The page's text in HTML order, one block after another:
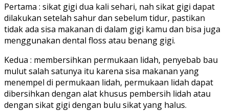
Pertama : sikat gigi dua kali sehari, nah sikat gigi dapat
dilakukan setelah sahur dan sebelum tidur, pastikan
tidak ada sisa makanan di dalam gigi kamu dan bisa juga
menggunakan dental floss atau benang gigi.
Kedua : membersihkan permukaan lidah, penyebab bau
mulut salah satunya itu karena sisa makanan yang
menempel di permukaan lidah, permukaan lidah dapat
dibersihkan dengan alat khusus pembersih lidah atau
dengan sikat gigi dengan bulu sikat yang halus.